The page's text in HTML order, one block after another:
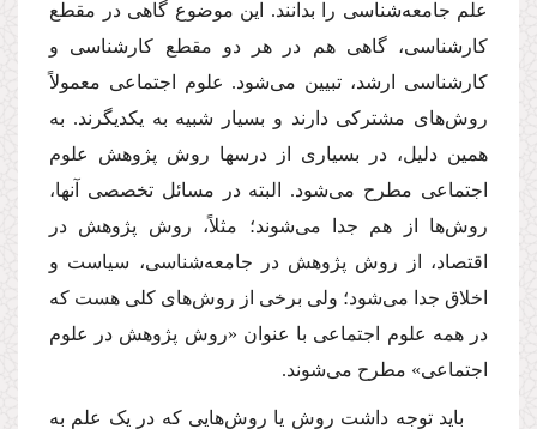
علم جامعه‌شناسی را بدانند. این موضوع گاهی در مقطع
کارشناسی، گاهی هم در هر دو مقطع کارشناسی و
کارشناسی ارشد، تبیین می‌شود. علوم اجتماعی معمولاً
روش‌های مشترکی دارند و بسیار شبیه به یکدیگرند. به
همین دلیل، در بسیاری از درس­ها روش پژوهش علوم
اجتماعی مطرح می‌شود. البته در مسائل تخصصی آنها،
روش‌ها از هم جدا می‌شوند؛ مثلاً، روش پژوهش در
اقتصاد، از روش پژوهش در جامعه‌شناسی، سیاست و
اخلاق جدا می‌شود؛ ولی برخی از روش‌های کلی هست که
در همه علوم اجتماعی با عنوان «روش پژوهش در علوم
اجتماعی» مطرح می‌شوند.
باید توجه داشت روش یا روش‌هایی که در یک علم به